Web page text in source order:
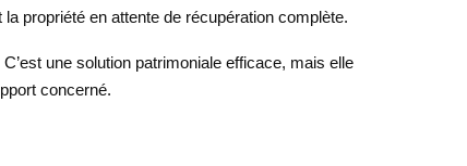
propriété en attente de récupération complète.
une solution patrimoniale efficace, mais elle
concerné.